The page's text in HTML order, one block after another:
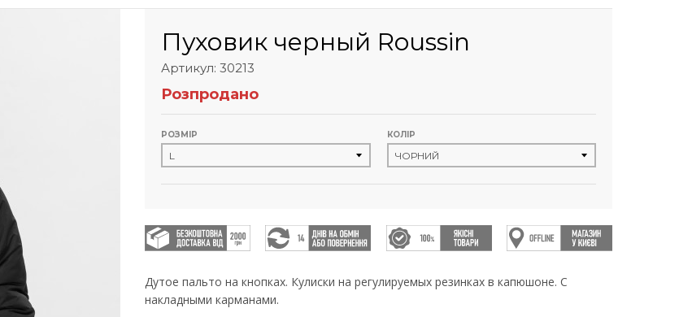
Пуховик черный Roussin
Артикул: 30213
Розпродано
РОЗМІР КОЛІР
Дутое пальто на кнопках. Кулиски на регулируемых резинках в капюшоне. С
накладными карманами.